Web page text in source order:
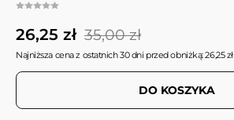
26,25 zł 35,00 zł
Najniższa cena z ostatnich 30 dni przed obniżką: 26,25 zł
DO KOSZYKA